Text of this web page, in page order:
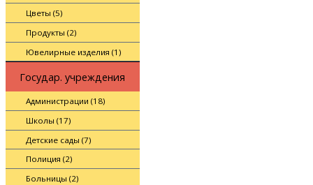
Цветы (5)
Продукты (2)
Ювелирные изделия (1)
Государ. учреждения
Администрации (18)
Школы (17)
Детские сады (7)
Полиция (2)
Больницы (2)